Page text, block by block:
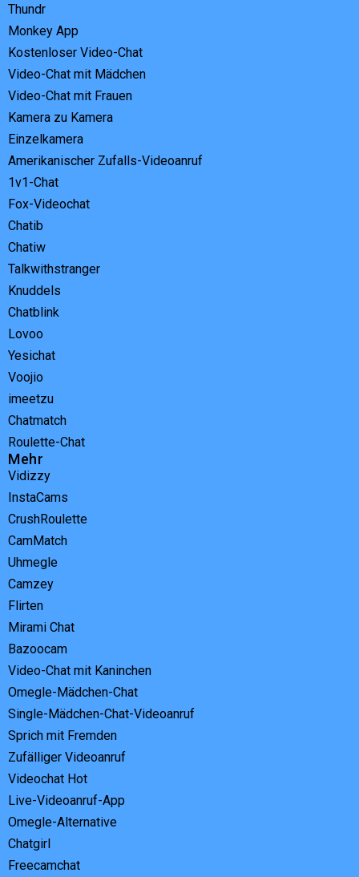
Thundr
Monkey App
Kostenloser Video-Chat
Video-Chat mit Mädchen
Video-Chat mit Frauen
Kamera zu Kamera
Einzelkamera
Amerikanischer Zufalls-Videoanruf
1v1-Chat
Fox-Videochat
Chatib
Chatiw
Talkwithstranger
Knuddels
Chatblink
Lovoo
Yesichat
Voojio
imeetzu
Chatmatch
Roulette-Chat
Mehr
Vidizzy
InstaCams
CrushRoulette
CamMatch
Uhmegle
Camzey
Flirten
Mirami Chat
Bazoocam
Video-Chat mit Kaninchen
Omegle-Mädchen-Chat
Single-Mädchen-Chat-Videoanruf
Sprich mit Fremden
Zufälliger Videoanruf
Videochat Hot
Live-Videoanruf-App
Omegle-Alternative
Chatgirl
Freecamchat